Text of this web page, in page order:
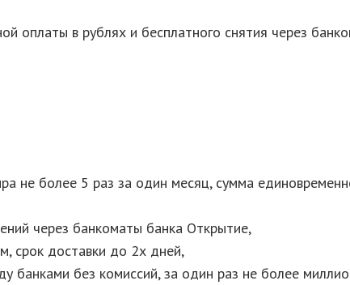
оплаты в рублях и бесплатного снятия через
не более 5 раз за один месяц, сумма
через банкоматы банка Открытие,
срок доставки до 2х дней,
без комиссий, за один раз не более